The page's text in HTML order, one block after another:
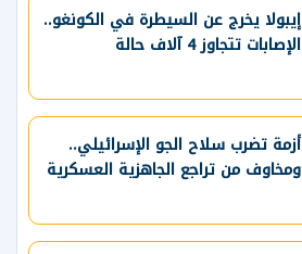
إيبولا يخرج عن السيطرة في الكونغو..
الإصابات تتجاوز 4 آلاف حالة
أزمة تضرب سلاح الجو الإسرائيلي..
ومخاوف من تراجع الجاهزية العسكرية